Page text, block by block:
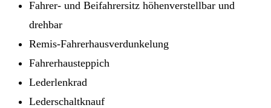
Fahrer- und Beifahrersitz höhenverstellbar und
drehbar
Remis-Fahrerhausverdunkelung
Fahrerhausteppich
Lederlenkrad
Lederschaltknauf